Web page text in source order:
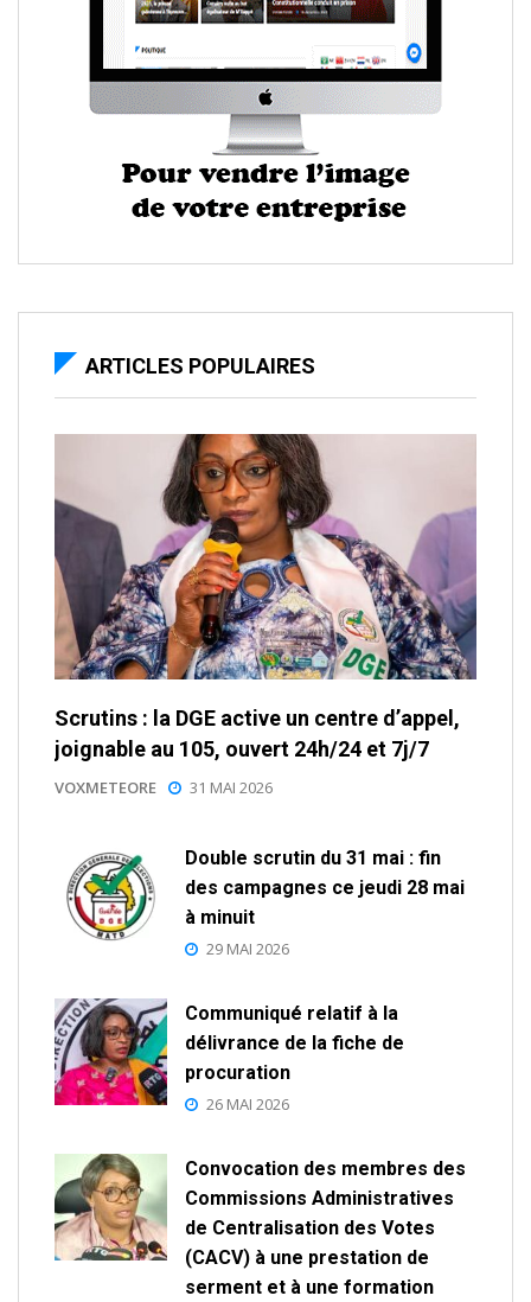
ARTICLES POPULAIRES
Scrutins : la DGE active un centre d’appel,
joignable au 105, ouvert 24h/24 et 7j/7
VOXMETEORE 31 MAI 2026
Double scrutin du 31 mai : fin
des campagnes ce jeudi 28 mai
à minuit
29 MAI 2026
Communiqué relatif à la
délivrance de la fiche de
procuration
26 MAI 2026
Convocation des membres des
Commissions Administratives
de Centralisation des Votes
(CACV) à une prestation de
serment et à une formation